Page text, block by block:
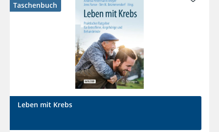
Taschenbuch
Leben mit Krebs